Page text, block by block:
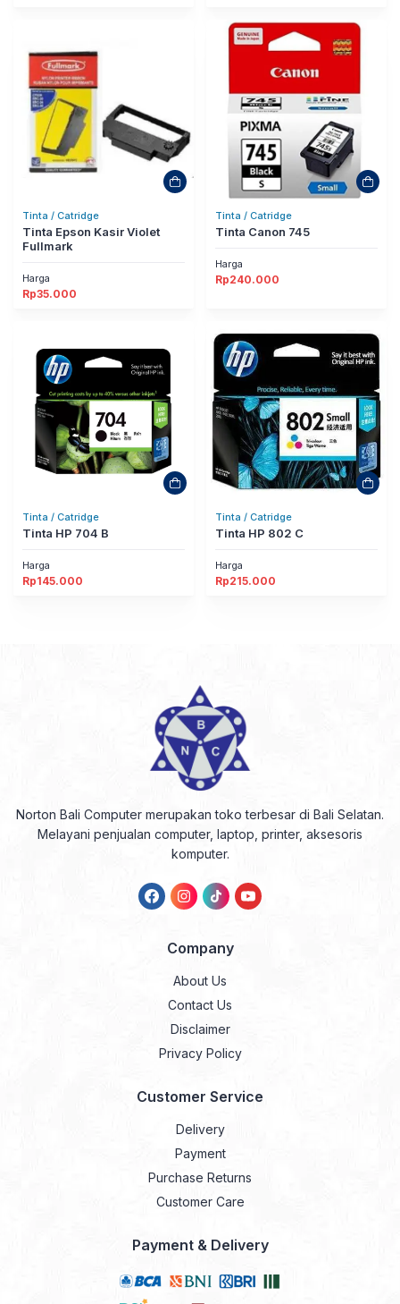
Tinta / Catridge
Tinta Epson Kasir Violet
Fullmark
Harga
Rp35.000
Tinta / Catridge
Tinta Canon 745
Harga
Rp240.000
Tinta / Catridge
Tinta HP 704 B
Harga
Rp145.000
Tinta / Catridge
Tinta HP 802 C
Harga
Rp215.000
Norton Bali Computer merupakan toko terbesar di Bali Selatan.
Melayani penjualan computer, laptop, printer, aksesoris
komputer.
Company
About Us
Contact Us
Disclaimer
Privacy Policy
Customer Service
Delivery
Payment
Purchase Returns
Customer Care
Payment & Delivery